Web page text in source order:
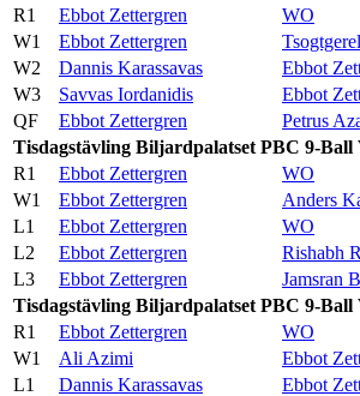
R1
Ebbot Zettergren WO
W1
Ebbot Zettergren
W2
Dannis Karassavas Ebbot
W3
Savvas Iordanidis Ebbot
QF
Ebbot Zettergren Petrus
Tisdagstävling Biljardpalatset PBC 9-Ball
R1
Ebbot Zettergren WO
W1
Ebbot Zettergren Anders
L1
Ebbot Zettergren WO
L2
Ebbot Zettergren Rishabh
L3
Ebbot Zettergren Jamsran
Tisdagstävling Biljardpalatset PBC 9-Ball
R1
Ebbot Zettergren WO
W1
Ali Azimi Ebbot
L1
Dannis Karassavas Ebbot